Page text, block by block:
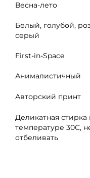
Весна-лето
Белый, голубой,
серый
First-in-Space
Анималистичный
Авторский принт
Деликатная стирка
температуре 30С,
отбеливать